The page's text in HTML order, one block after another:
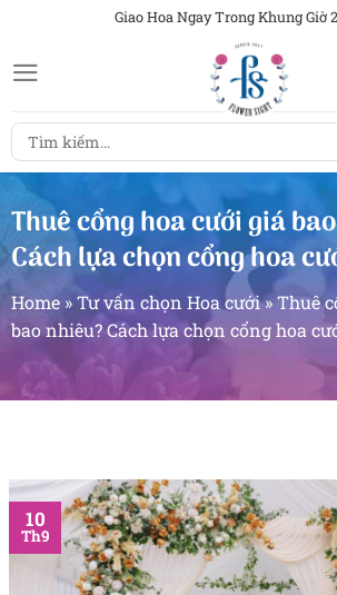
nội
Giao Hoa Ngay Trong Khung Giờ
Tìm
kiếm:
Thuê cổng hoa cưới giá
Cách lựa chọn cổng hoa
Home »Tư vấn chọn Hoa cưới»Thuê
bao nhiêu? Cách lựa chọn cổng hoa
10
Th9